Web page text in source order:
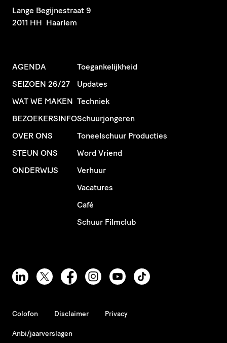
​Lange Begijnestraat 9
2011 HH Haarlem
AGENDA
SEIZOEN 26/27
WAT WE MAKEN
BEZOEKERSINFO
OVER ONS
STEUN ONS
ONDERWIJS
Toegankelijkheid
Updates
Techniek
Schuurjongeren
Toneelschuur Producties
Word Vriend
Verhuur
Vacatures
Café
Schuur Filmclub
Colofon Disclaimer Privacy
Anbi/jaarverslagen